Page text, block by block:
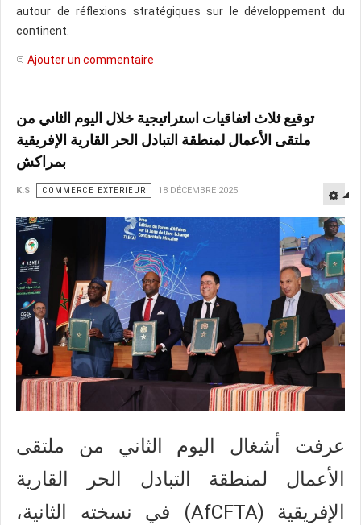
autour de réflexions stratégiques sur le développement du
continent.
Ajouter un commentaire
توقيع ثلاث اتفاقيات استراتيجية خلال اليوم الثاني من
ملتقى الأعمال لمنطقة التبادل الحر القارية الإفريقية
بمراكش
K.S COMMERCE EXTERIEUR 18 DÉCEMBRE 2025
عرفت أشغال اليوم الثاني من ملتقى
الأعمال لمنطقة التبادل الحر القارية
الإفريقية (AfCFTA) في نسخته الثانية،